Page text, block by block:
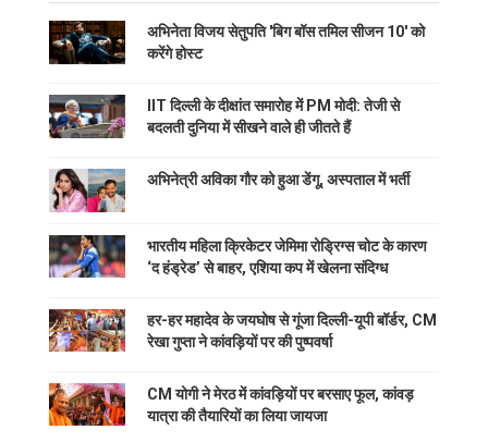
अभिनेता विजय सेतुपति 'बिग बॉस तमिल सीजन 10' को
करेंगे होस्ट
IIT दिल्ली के दीक्षांत समारोह में PM मोदी: तेजी से
बदलती दुनिया में सीखने वाले ही जीतते हैं
अभिनेत्री अविका गौर को हुआ डेंगू, अस्पताल में भर्ती
भारतीय महिला क्रिकेटर जेमिमा रोड्रिग्स चोट के कारण
‘द हंड्रेड’ से बाहर, एशिया कप में खेलना संदिग्ध
हर-हर महादेव के जयघोष से गूंजा दिल्ली-यूपी बॉर्डर, CM
रेखा गुप्ता ने कांवड़ियों पर की पुष्पवर्षा
CM योगी ने मेरठ में कांवड़ियों पर बरसाए फूल, कांवड़
यात्रा की तैयारियों का लिया जायजा